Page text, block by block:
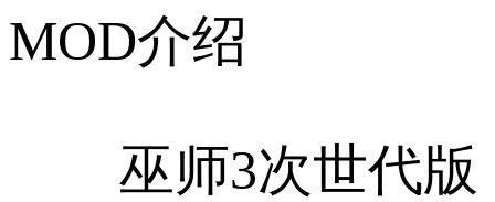
MOD介绍
巫师3次世代版